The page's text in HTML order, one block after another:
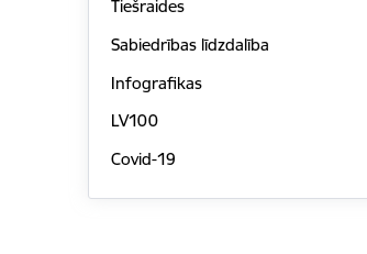
Tiešraides
Sabiedrības līdzdalība
Infografikas
LV100
Covid-19